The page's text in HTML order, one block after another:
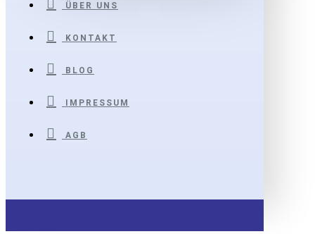
ÜBER UNS
KONTAKT
BLOG
IMPRESSUM
AGB